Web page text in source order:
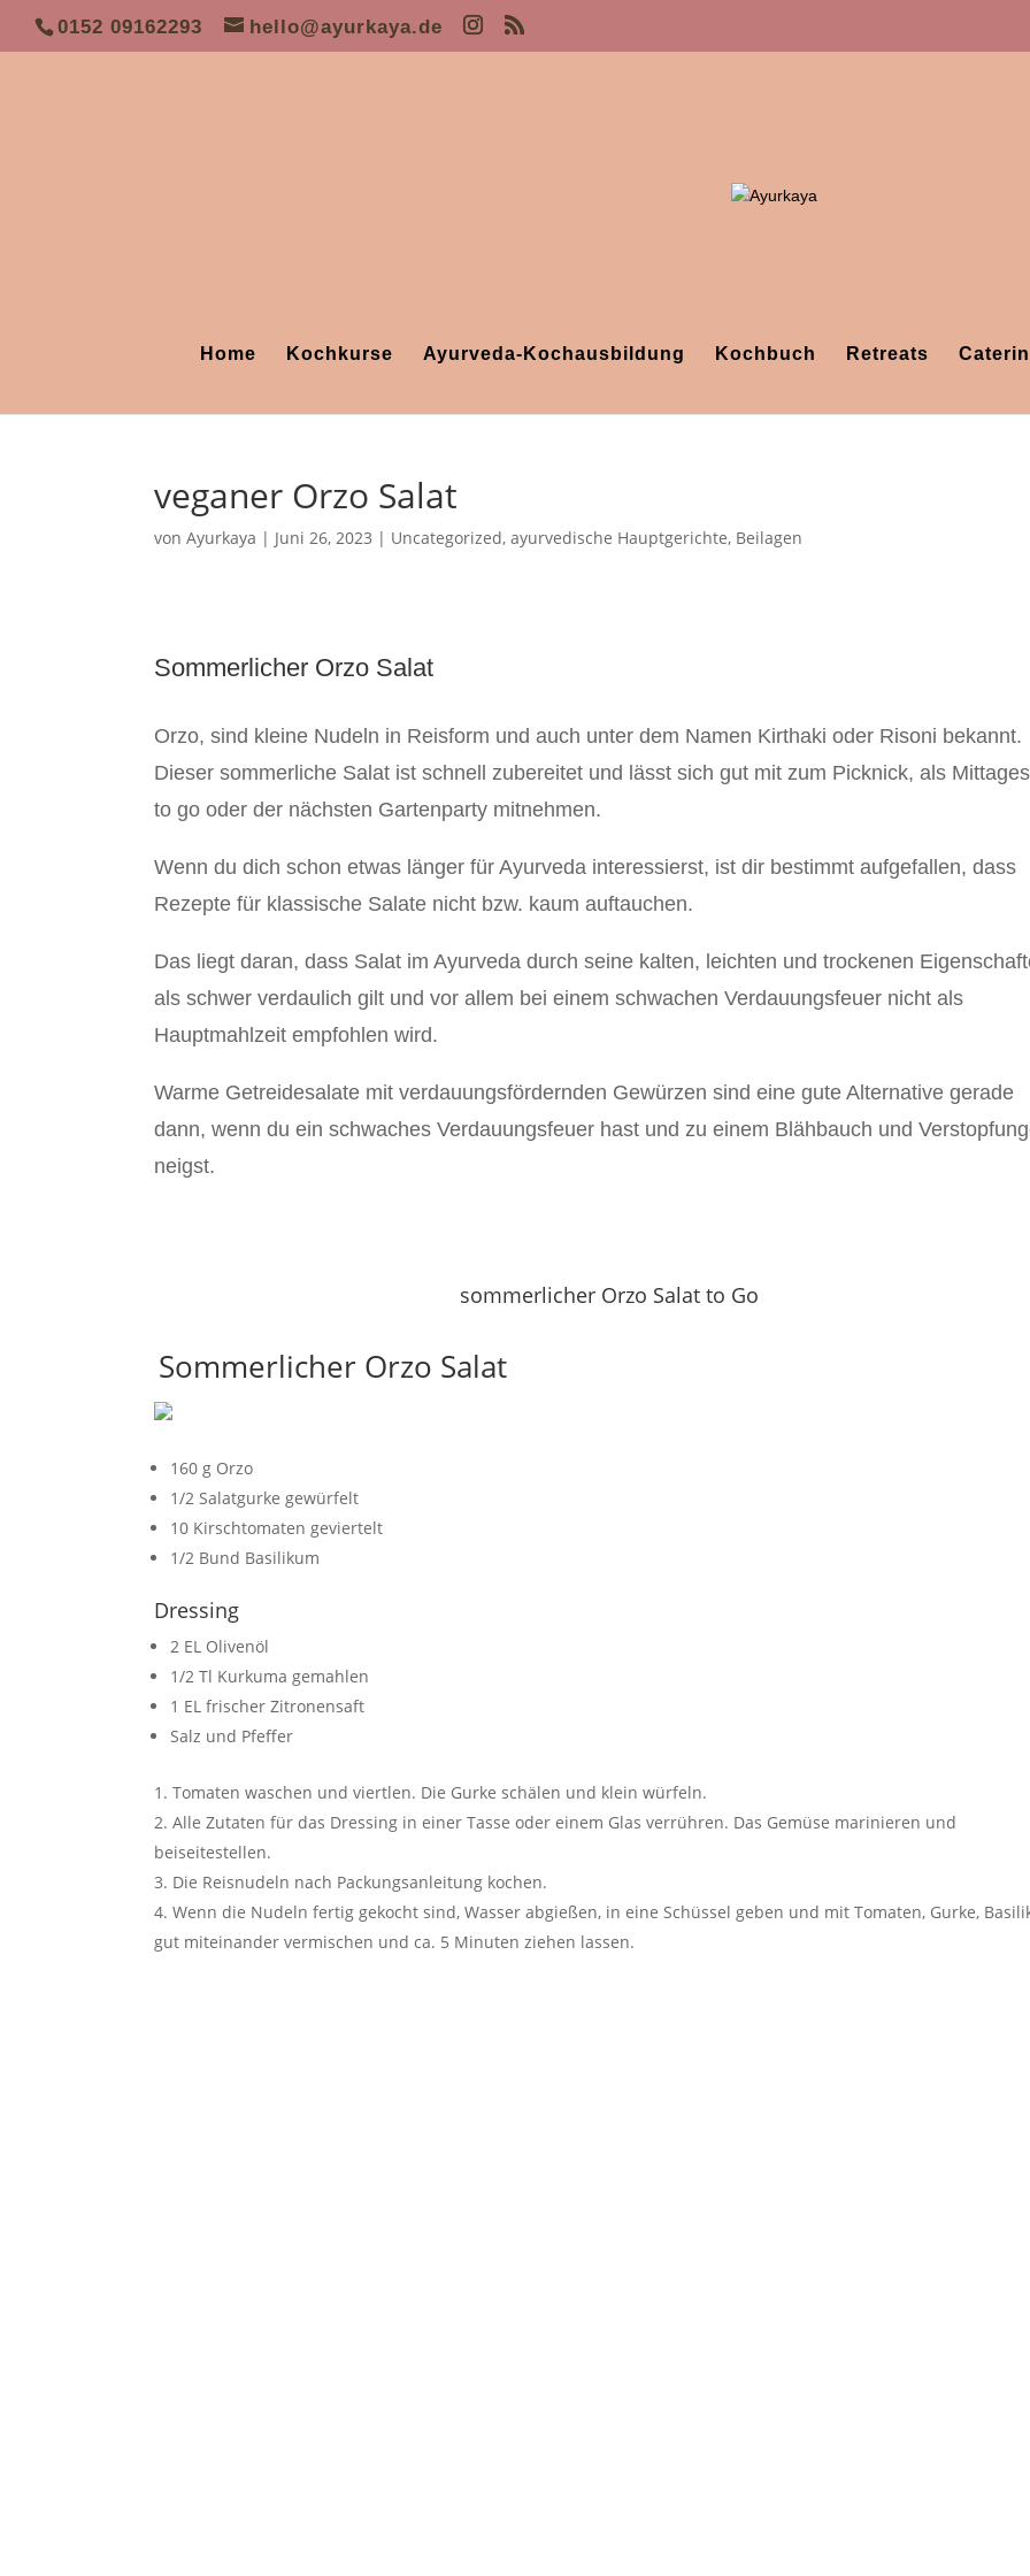
0152 09162293 hello@ayurkaya.de
Home Kochkurse Ayurveda-Kochausbildung Kochbuch Retreats
veganer Orzo Salat
vonAyurkaya | Juni 26, 2023 | Uncategorized,ayurvedische Hauptgerichte, Beilagen
Sommerlicher Orzo Salat
Orzo, sind kleine Nudeln in Reisform und auch unter dem Namen Kirthaki oder Risoni bekannt.
Dieser sommerliche Salat ist schnell zubereitet und lässt sich gut mit zum Picknick, als
to go oder der nächsten Gartenparty mitnehmen.
Wenn du dich schon etwas länger für Ayurveda interessierst, ist dir bestimmt aufgefallen, dass
Rezepte für klassische Salate nicht bzw. kaum auftauchen.
Das liegt daran, dass Salat im Ayurveda durch seine kalten, leichten und trockenen
als schwer verdaulich gilt und vor allem bei einem schwachen Verdauungsfeuer nicht als
Hauptmahlzeit empfohlen wird.
Warme Getreidesalate mit verdauungsfördernden Gewürzen sind eine gute Alternative gerade
dann, wenn du ein schwaches Verdauungsfeuer hast und zu einem Blähbauch und
neigst.
sommerlicher Orzo Salat to Go
Sommerlicher Orzo Salat
160 g Orzo
1/2 Salatgurke gewürfelt
10 Kirschtomaten geviertelt
1/2 Bund Basilikum
Dressing
2 EL Olivenöl
1/2 Tl Kurkuma gemahlen
1 EL frischer Zitronensaft
Salz und Pfeffer
Tomaten waschen und viertlen. Die Gurke schälen und klein würfeln.
Alle Zutaten für das Dressing in einer Tasse oder einem Glas verrühren. Das Gemüse marinieren und
beiseitestellen.
Die Reisnudeln nach Packungsanleitung kochen.
Wenn die Nudeln fertig gekocht sind, Wasser abgießen, in eine Schüssel geben und mit Tomaten, Gurke,
gut miteinander vermischen und ca. 5 Minuten ziehen lassen.